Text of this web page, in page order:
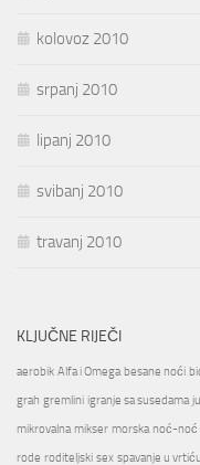
kolovoz 2010
srpanj 2010
lipanj 2010
svibanj 2010
travanj 2010
KLJUČNE RIJEČI
aerobik Alfa i Omega besane noći
grah gremlini igranje sa susedama
mikrovalna mikser morska noć-noć
rode roditeljski sex spavanje u vrtiću